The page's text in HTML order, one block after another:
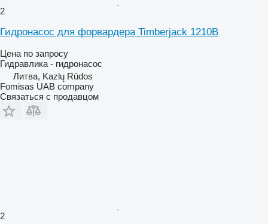
2
Гидронасос для форвардера Timberjack 1210B
Цена по запросу
Гидравлика - гидронасос
Литва, Kazlų Rūdos
Fomisas UAB company
Связаться с продавцом
2